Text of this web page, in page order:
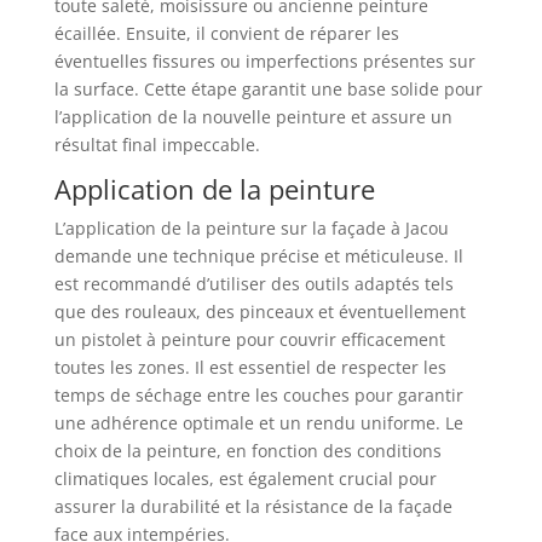
toute saleté, moisissure ou ancienne peinture
écaillée. Ensuite, il convient de réparer les
éventuelles fissures ou imperfections présentes sur
la surface. Cette étape garantit une base solide pour
l’application de la nouvelle peinture et assure un
résultat final impeccable.
Application de la peinture
L’application de la peinture sur la façade à Jacou
demande une technique précise et méticuleuse. Il
est recommandé d’utiliser des outils adaptés tels
que des rouleaux, des pinceaux et éventuellement
un pistolet à peinture pour couvrir efficacement
toutes les zones. Il est essentiel de respecter les
temps de séchage entre les couches pour garantir
une adhérence optimale et un rendu uniforme. Le
choix de la peinture, en fonction des conditions
climatiques locales, est également crucial pour
assurer la durabilité et la résistance de la façade
face aux intempéries.